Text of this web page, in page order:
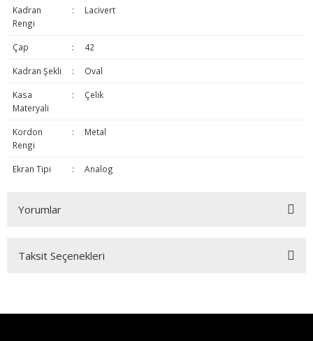
Kadran
Rengi
: Lacivert
Çap : 42
Kadran Şekli : Oval
Kasa
Materyali
: Çelik
Kordon
Rengi
: Metal
Ekran Tipi : Analog
Yorumlar
Taksit Seçenekleri